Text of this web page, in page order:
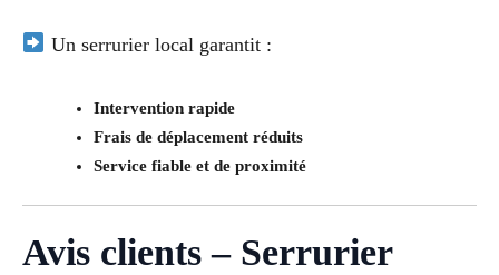
Un serrurier local garantit :
Intervention rapide
Frais de déplacement réduits
Service fiable et de proximité
Avis clients – Serrurier